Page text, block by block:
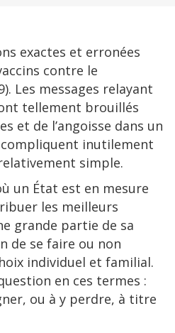
exactes et erronées
contre le
Les messages relayant
tellement brouillés
et de l’angoisse dans un
inutilement
simple.
un État est en mesure
les meilleurs
grande partie de sa
de se faire ou non
individuel et familial.
en ces termes :
ou à y perdre, à titre